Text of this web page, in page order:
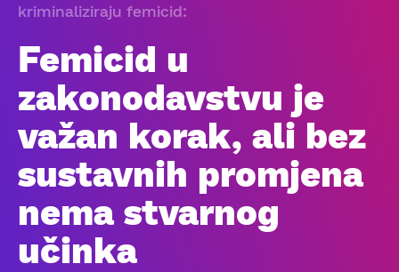
kriminaliziraju femicid:
Femicid u
zakonodavstvu je
važan korak, ali bez
sustavnih promjena
nema stvarnog
učinka